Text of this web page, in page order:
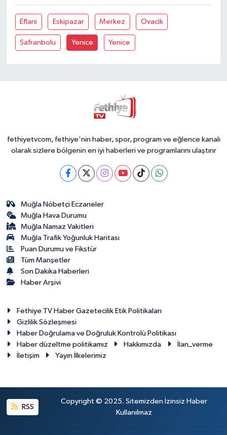
Eflani Eskipazar Merkez Ovacik
Safranbolu Yenice Yenice
fethiyetvcom, fethiye'nin haber, spor, program ve eğlence kanalı
olarak sizlere bölgenin en iyi haberleri ve programlarını ulaştırır
Muğla Nöbetçi Eczaneler
Muğla Hava Durumu
Muğla Namaz Vakitleri
Muğla Trafik Yoğunluk Haritası
Puan Durumu ve Fikstür
Tüm Manşetler
Son Dakika Haberleri
Haber Arşivi
Fethiye TV Haber Gazetecilik Etik Politikaları
Gizlilik Sözleşmesi
Haber Doğrulama ve Doğruluk Kontrolü Politikası
Haber düzeltme politikamız
Hakkımızda
İlan_verme
İletişim
Yayın İlkelerimiz
RSS
Copyright © 2025. Sitemizden İzinsiz Haber
Kullanılmaz